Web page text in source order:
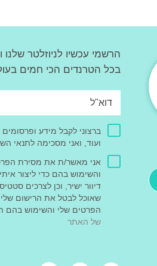
הרשמי עכשיו לניוזלטר
בכל הטרנדים הכי חמים
ברצוני לקבל מידע
ועוד, ואני מסכימה לתנאי
אני מאשר/ת את מסירת
והשימוש בהם כדי ליצור
דיוור ישיר, וכן לצרכים
שאוכל לבטל את הרישום
הפרטים שלי והשימוש בהם
של האתר